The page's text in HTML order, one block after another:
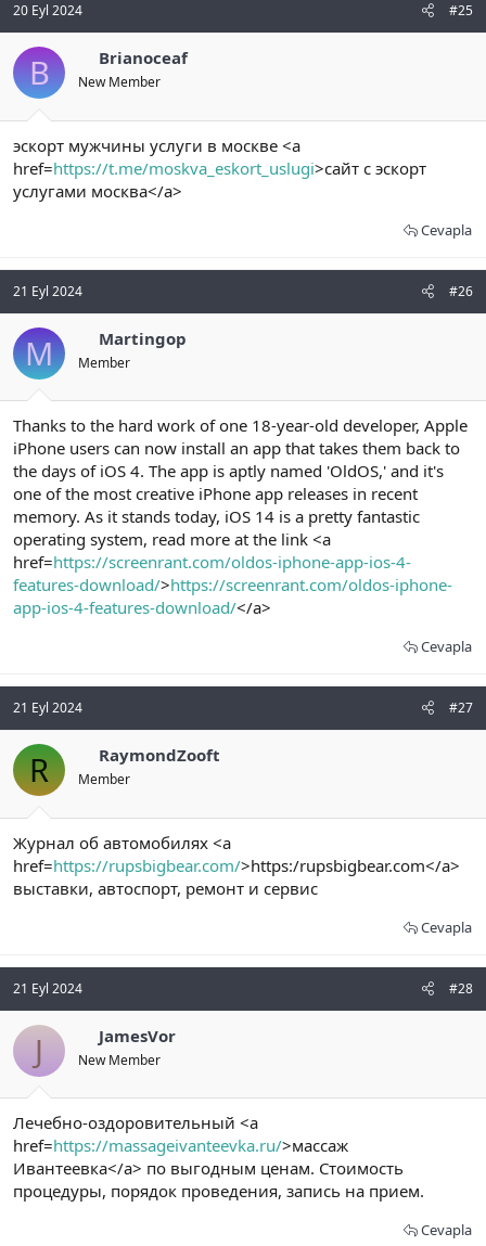
20 Eyl 2024 #25
B Brianoceaf
New Member
эскорт мужчины услуги в москве <a
href=https://t.me/moskva_eskort_uslugi>сайт с эскорт
услугами москва</a>
Cevapla
21 Eyl 2024 #26
M Martingop
Member
Thanks to the hard work of one 18-year-old developer, Apple
iPhone users can now install an app that takes them back to
the days of iOS 4. The app is aptly named 'OldOS,' and it's
one of the most creative iPhone app releases in recent
memory. As it stands today, iOS 14 is a pretty fantastic
operating system, read more at the link <a
href=https://screenrant.com/oldos-iphone-app-ios-4-
features-download/>https://screenrant.com/oldos-iphone-
app-ios-4-features-download/</a>
Cevapla
21 Eyl 2024 #27
R RaymondZooft
Member
Журнал об автомобилях <a
href=https://rupsbigbear.com/>https:/rupsbigbear.com</a>
выставки, автоспорт, ремонт и сервис
Cevapla
21 Eyl 2024 #28
J JamesVor
New Member
Лечебно-оздоровительный <a
href=https://massageivanteevka.ru/>массаж
Ивантеевка</a> по выгодным ценам. Стоимость
процедуры, порядок проведения, запись на прием.
Cevapla